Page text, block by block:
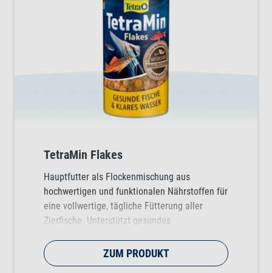
TetraMin Flakes
Hauptfutter als Flockenmischung aus
hochwertigen und funktionalen Nährstoffen für
eine vollwertige, tägliche Fütterung aller
Zierfische. Unterstützt gesundes
ZUM PRODUKT